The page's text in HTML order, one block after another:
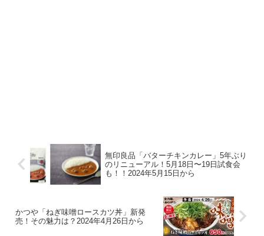
無印良品「バターチキンカレー」5年ぶり
のリニューアル！5月18日〜19日試食会
も！！2024年5月15日から
かつや「ねぎ味噌ロースカツ丼」新発
売！その魅力は？2024年4月26日から